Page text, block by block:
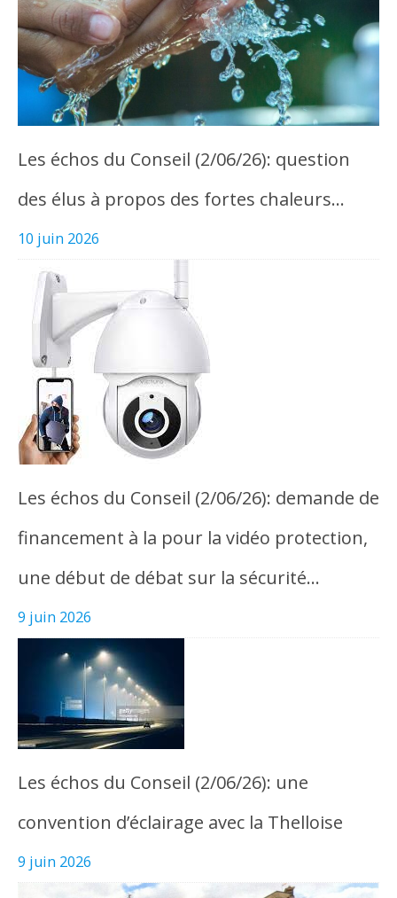
Les échos du Conseil (2/06/26): question
des élus à propos des fortes chaleurs…
10 juin 2026
Les échos du Conseil (2/06/26): demande de
financement à la pour la vidéo protection,
une début de débat sur la sécurité…
9 juin 2026
Les échos du Conseil (2/06/26): une
convention d’éclairage avec la Thelloise
9 juin 2026